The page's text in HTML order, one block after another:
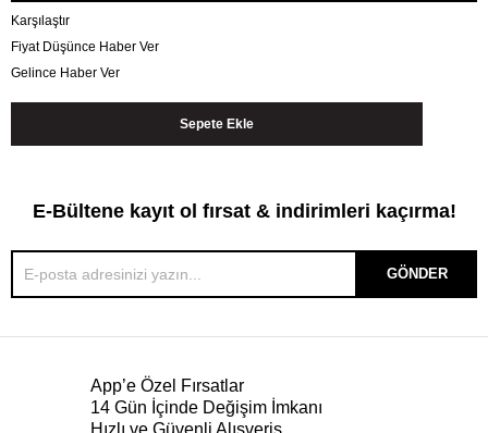
Karşılaştır
Fiyat Düşünce Haber Ver
Gelince Haber Ver
E-Bültene kayıt ol fırsat & indirimleri kaçırma!
GÖNDER
App’e Özel Fırsatlar
14 Gün İçinde Değişim İmkanı
Hızlı ve Güvenli Alışveriş